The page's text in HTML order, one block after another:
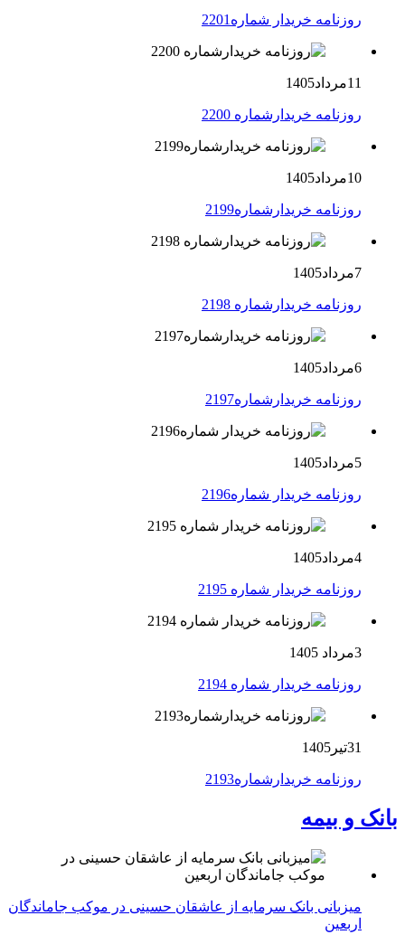
روزنامه خریدار شماره2201
11مرداد1405
روزنامه خریدارشماره 2200
10مرداد1405
روزنامه خریدارشماره2199
7مرداد1405
روزنامه خریدارشماره 2198
6مرداد1405
روزنامه خریدارشماره2197
5مرداد1405
روزنامه خریدار شماره2196
4مرداد1405
روزنامه خریدار شماره 2195
3مرداد 1405
روزنامه خریدار شماره 2194
31تیر1405
روزنامه خریدارشماره2193
بانک و بیمه
میزبانی بانک سرمایه از عاشقان حسینی در موکب جاماندگان
اربعین